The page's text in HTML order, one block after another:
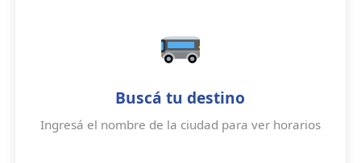
Buscá tu destino
Ingresá el nombre de la ciudad para ver horarios